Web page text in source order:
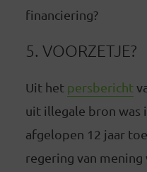
financiering?
5. VOORZETJE?
Uit het persbericht
uit illegale bron was
afgelopen 12 jaar
regering van